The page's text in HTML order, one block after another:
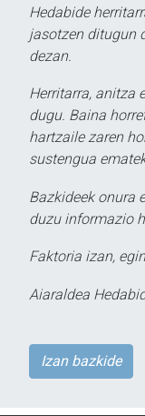
Hedabide
jasotzen ditugun
dezan.
Herritarra, anitza
dugu. Baina
hartzaile zaren
sustengua
Bazkideek onura
duzu informazio
Faktoria izan,
Aiaraldea
Izan bazkide